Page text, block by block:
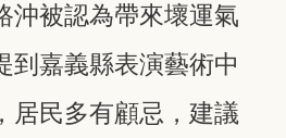
沖被認為帶來壞運氣
到嘉義縣表演藝術中
居民多有顧忌，建議